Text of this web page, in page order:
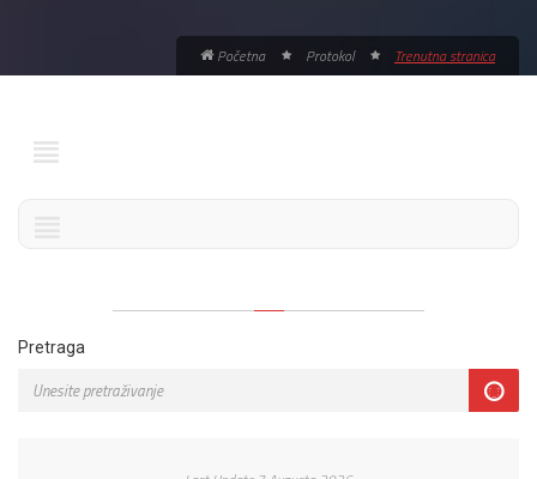
Početna Protokol Trenutna stranica
Pretraga